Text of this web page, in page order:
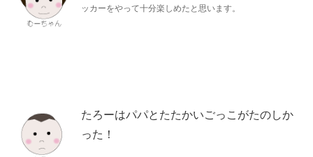
ッカーをやって十分楽しめたと思います。
たろーはパパとたたかいごっこがたのしか
った！